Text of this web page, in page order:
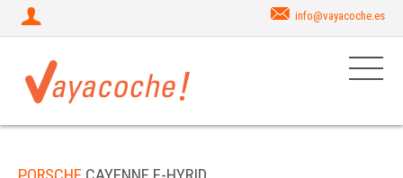
info@vayacoche.es